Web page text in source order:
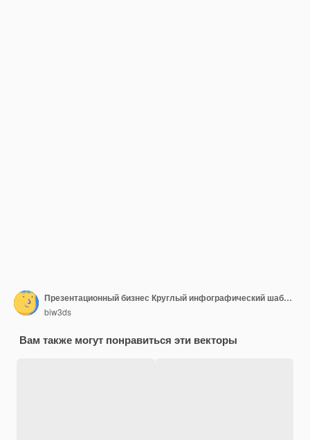
Презентационный бизнес Круглый инфографический шаблон
biw3ds
Вам также могут понравиться эти векторы